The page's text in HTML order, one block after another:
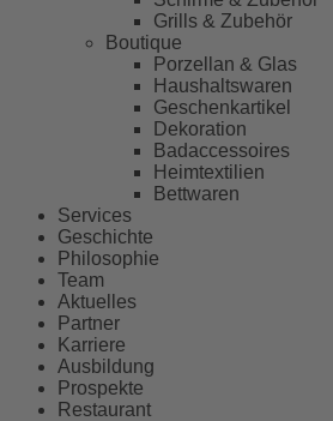
Grills & Zubehör
Boutique
Porzellan & Glas
Haushaltswaren
Geschenkartikel
Dekoration
Badaccessoires
Heimtextilien
Bettwaren
Services
Geschichte
Philosophie
Team
Aktuelles
Partner
Karriere
Ausbildung
Prospekte
Restaurant